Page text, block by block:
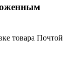
товара Почтой